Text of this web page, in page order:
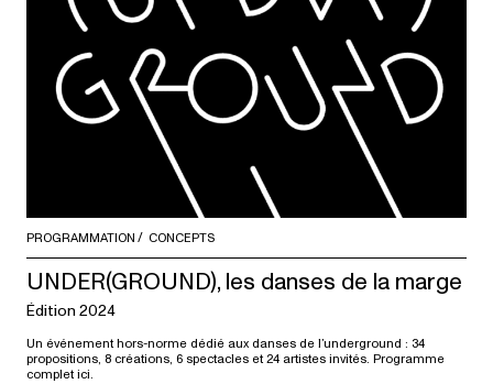
PROGRAMMATION CONCEPTS
UNDER(GROUND), les danses de la marge
Édition 2024
Un événement hors-norme dédié aux danses de l’underground : 34
propositions, 8 créations, 6 spectacles et 24 artistes invités. Programme
complet ici.